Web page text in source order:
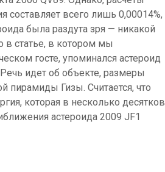
составляет всего лишь 0,00014%,
была раздута зря — никакой
в статье, в котором мы
госте, упоминался астероид
идет об объекте, размеры
пирамиды Гизы. Считается, что
которая в несколько десятков
астероида 2009 JF1